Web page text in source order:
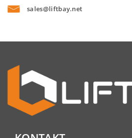
sales@liftbay.net